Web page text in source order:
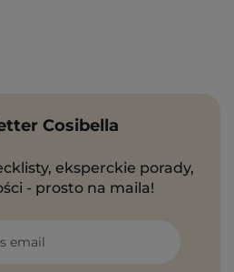
Cosibella
eksperckie porady,
- prosto na maila!
email